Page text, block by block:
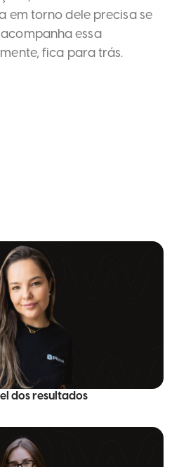
em torno dele precisa se
essa
fica para trás.
dos resultados